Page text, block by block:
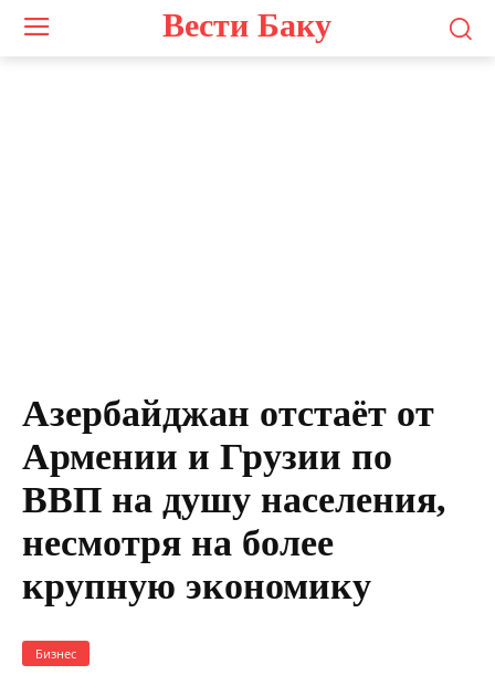
Вести Баку
Азербайджан отстаёт от
Армении и Грузии по
ВВП на душу населения,
несмотря на более
крупную экономику
Бизнес